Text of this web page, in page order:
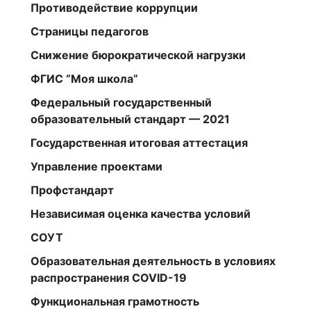
Противодействие коррупции
Страницы педагогов
Снижение бюрократической нагрузки
ФГИС “Моя школа”
Федеральный государственный
образовательный стандарт — 2021
Государственная итоговая аттестация
Управление проектами
Профстандарт
Независимая оценка качества условий
СОУТ
Образовательная деятельность в условиях
распространения COVID-19
Функциональная грамотность